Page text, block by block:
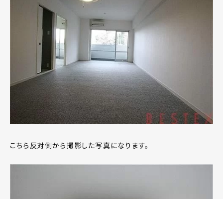
こちら反対側から撮影した写真になります。